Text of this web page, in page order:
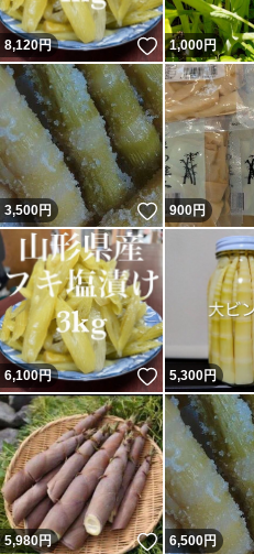
8,120円 いいね！
1,000円
3,500円 いいね！
900円
6,100円 いいね！
5,300円
5,980円 いいね！
6,500円